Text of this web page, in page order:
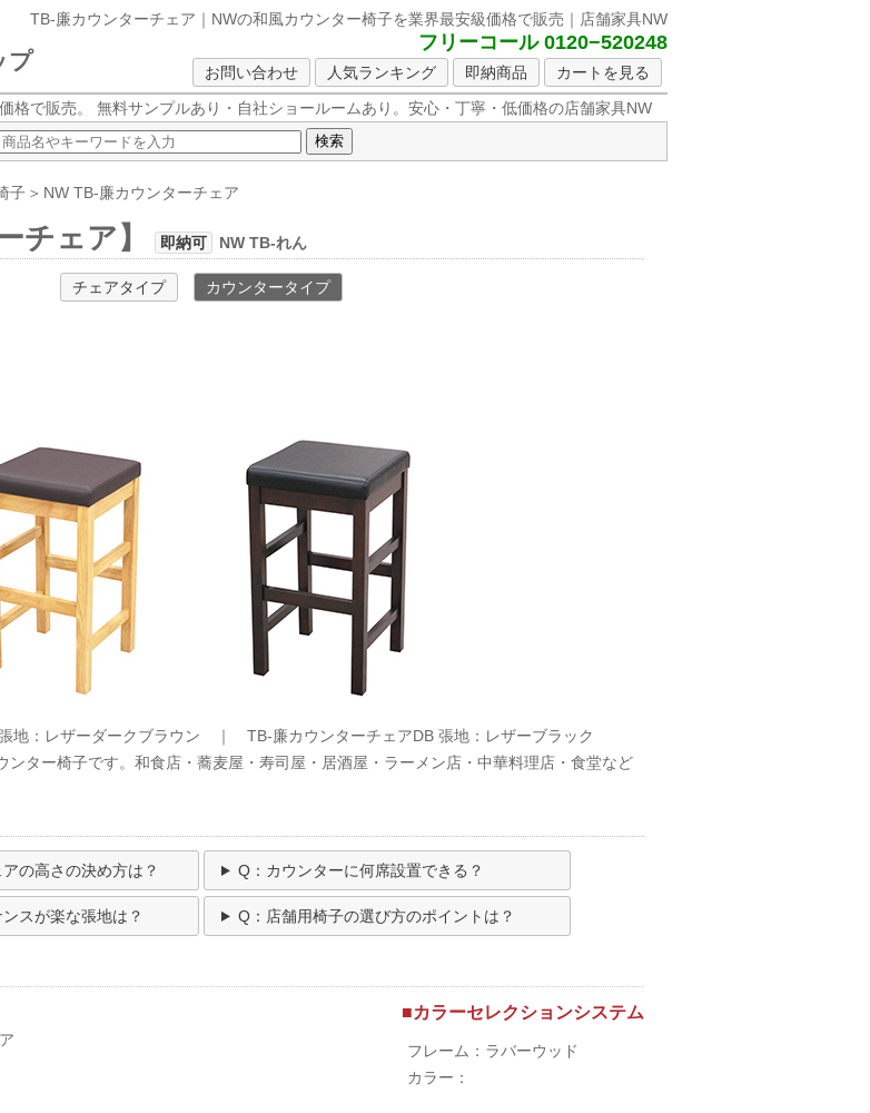
TB-廉カウンターチェア｜NWの和風カウンター椅子を業界最安級価格で販売｜店舗家具NW
プ
フリーコール 0120−520248
お問い合わせ 人気ランキング 即納商品
カートを見る
格で販売。
無料サンプルあり・自社ショールームあり。安心・丁寧・低価格の店舗家具NW
子 ＞ NW TB-廉カウンターチェア
チェア】 即納可 NW TB-れん
チェアタイプ カウンタータイプ
張地：レザーダークブラウン ｜TB-廉カウンターチェアDB 張地：レザーブラック
ンター椅子です。和食店・蕎麦屋・寿司屋・居酒屋・ラーメン店・中華料理店・食堂など
の高さの決め方は？ Q：カウンターに何席設置できる？
スが楽な張地は？ Q：店舗用椅子の選び方のポイントは？
■カラーセレクションシステム
フレーム：ラバーウッド
カラー：